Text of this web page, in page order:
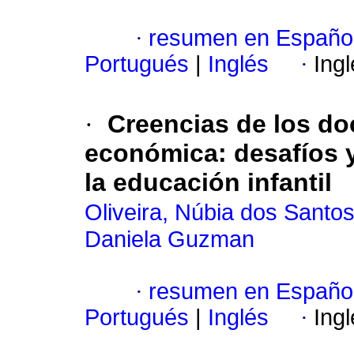
· resumen en
Portugués
Inglés ·
·
Creencias de los
económica: desafíos
la educación infantil
Oliveira, Núbia dos Santos
Daniela Guzman
· resumen en
Portugués
Inglés ·